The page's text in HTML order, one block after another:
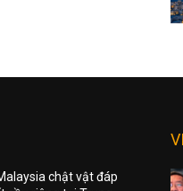
chật vật đáp